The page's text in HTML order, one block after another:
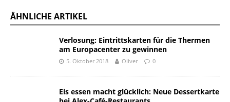
ÄHNLICHE ARTIKEL
Verlosung: Eintrittskarten für die Thermen
am Europacenter zu gewinnen
5. Oktober 2018 Oliver 0
Eis essen macht glücklich: Neue Dessertkarte